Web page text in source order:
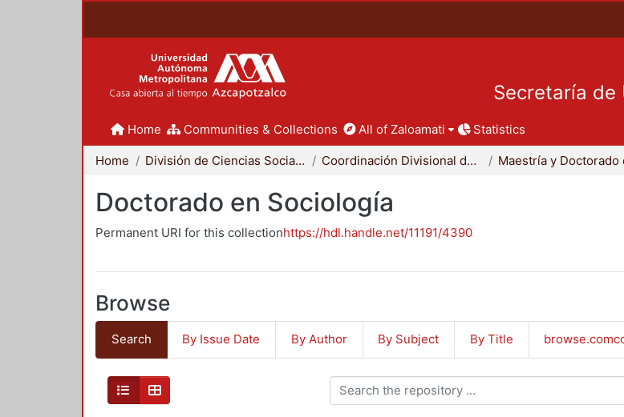
Secretaría de
Home Communities & Collections All of Zaloamati Statistics
Home División de Ciencias Sociales y Humanidades Coordinación Divisional de Posgrado
Doctorado en Sociología
Permanent URI for this collectionhttps://hdl.handle.net/11191/4390
Browse
Search By Issue Date By Author By Subject By Title